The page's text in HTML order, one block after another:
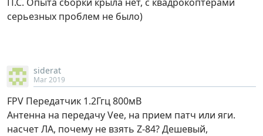
серьезных проблем не было)
siderat
Mar 2019
FPV Передатчик 1.2Ггц 800мВ
Антенна на передачу Vee, на прием патч или яги.
насчет ЛА, почему не взять Z-84? Дешевый,